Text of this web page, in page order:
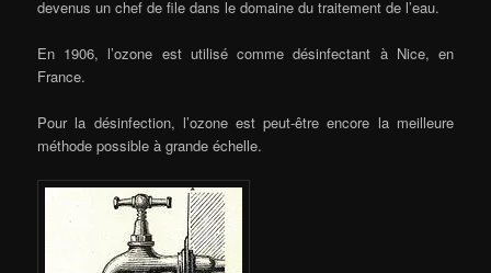
devenus un chef de file dans le domaine du traitement de l’eau.
En 1906, l’ozone est utilisé comme désinfectant à Nice, en
France.
Pour la désinfection, l’ozone est peut-être encore la meilleure
méthode possible à grande échelle.